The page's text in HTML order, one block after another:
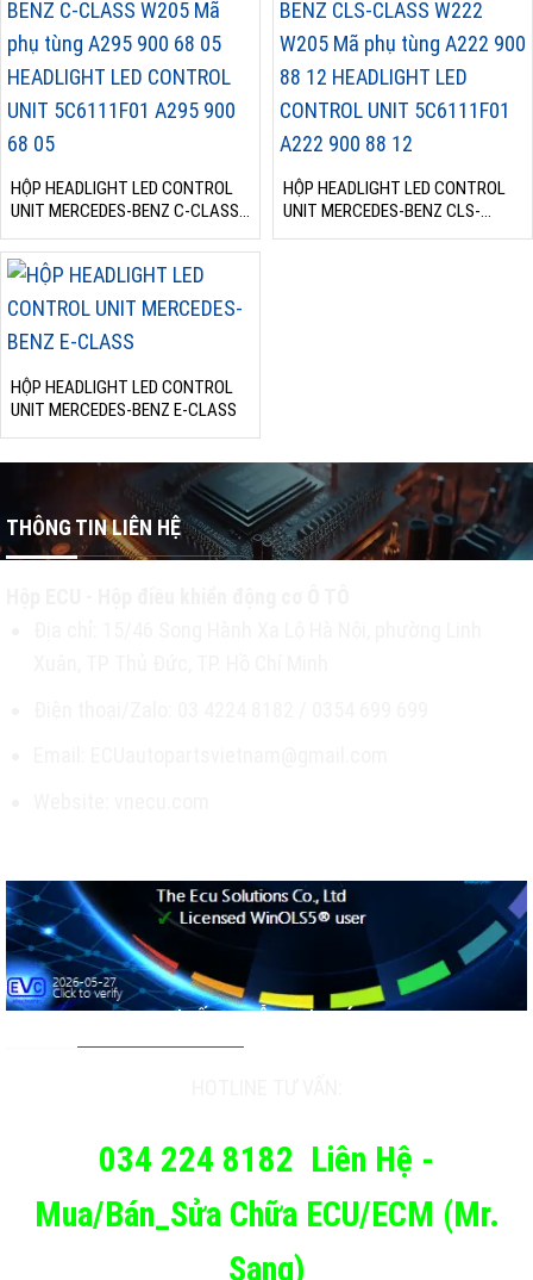
HỘP HEADLIGHT LED CONTROL
UNIT MERCEDES-BENZ C-CLASS
W205
HỘP HEADLIGHT LED CONTROL
UNIT MERCEDES-BENZ CLS-
CLASS W222 W205
HỘP HEADLIGHT LED CONTROL
UNIT MERCEDES-BENZ E-CLASS
THÔNG TIN LIÊN HỆ
TƯ VẤN & HỖ TRỢ KHÁCH
034 224 8182 Liên Hệ -
Mua/Bán_Sửa Chữa ECU/ECM (Mr.
Sang)